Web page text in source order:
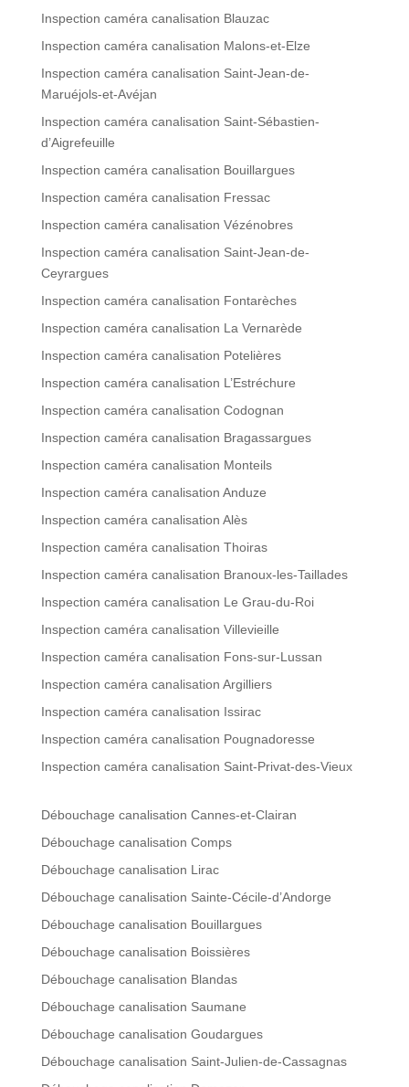
Inspection caméra canalisation Blauzac
Inspection caméra canalisation Malons-et-Elze
Inspection caméra canalisation Saint-Jean-de-
Maruéjols-et-Avéjan
Inspection caméra canalisation Saint-Sébastien-
d’Aigrefeuille
Inspection caméra canalisation Bouillargues
Inspection caméra canalisation Fressac
Inspection caméra canalisation Vézénobres
Inspection caméra canalisation Saint-Jean-de-
Ceyrargues
Inspection caméra canalisation Fontarèches
Inspection caméra canalisation La Vernarède
Inspection caméra canalisation Potelières
Inspection caméra canalisation L’Estréchure
Inspection caméra canalisation Codognan
Inspection caméra canalisation Bragassargues
Inspection caméra canalisation Monteils
Inspection caméra canalisation Anduze
Inspection caméra canalisation Alès
Inspection caméra canalisation Thoiras
Inspection caméra canalisation Branoux-les-Taillades
Inspection caméra canalisation Le Grau-du-Roi
Inspection caméra canalisation Villevieille
Inspection caméra canalisation Fons-sur-Lussan
Inspection caméra canalisation Argilliers
Inspection caméra canalisation Issirac
Inspection caméra canalisation Pougnadoresse
Inspection caméra canalisation Saint-Privat-des-Vieux
Débouchage canalisation Cannes-et-Clairan
Débouchage canalisation Comps
Débouchage canalisation Lirac
Débouchage canalisation Sainte-Cécile-d’Andorge
Débouchage canalisation Bouillargues
Débouchage canalisation Boissières
Débouchage canalisation Blandas
Débouchage canalisation Saumane
Débouchage canalisation Goudargues
Débouchage canalisation Saint-Julien-de-Cassagnas